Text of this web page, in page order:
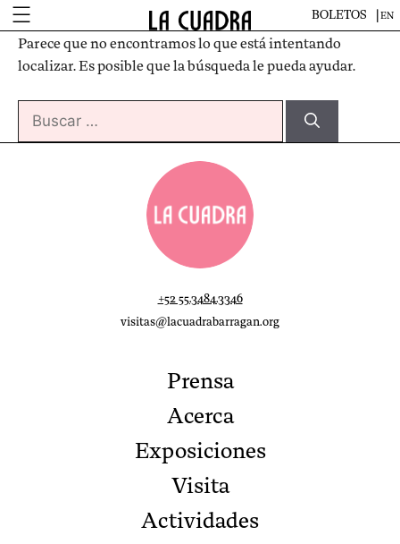
Saltar
al
BOLETOS EN
Parece que no encontramos lo que está intentando
localizar. Es posible que la búsqueda le pueda ayudar.
+52 55.3484.3346
visitas@lacuadrabarragan.org
Prensa
Acerca
Exposiciones
Visita
Actividades